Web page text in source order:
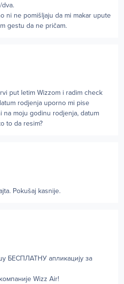
ni ne pomišljaju da mi makar upute
gestu da ne pričam.
put letim Wizzom i radim check
rodjenja uporno mi pise
na moju godinu rodjenja, datum
to da resim?
Pokušaj kasnije.
БЕСПЛАТНУ апликацију за
Wizz Air!